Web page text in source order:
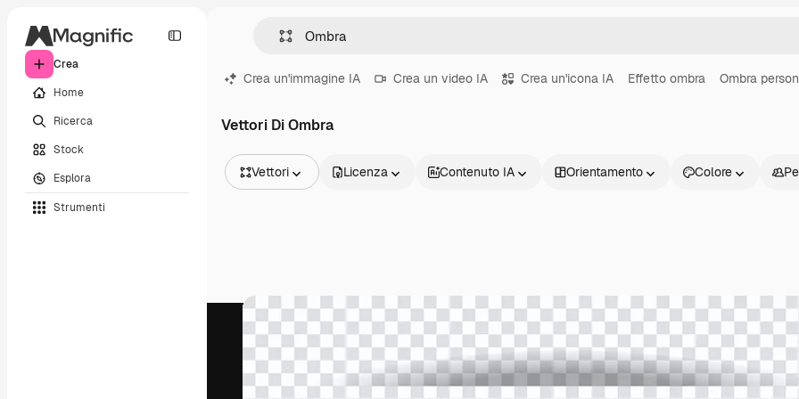
Crea
Home
Ricerca
Stock
Esplora
Strumenti
Crea un'immagine IA Crea un video IA Crea un'icona IA Effetto ombra Ombra
Vettori Di Ombra
Vettori
Video
Clip video
Motion graphic
Modelli di video
Icone
Modelli 3D
Licenza Contenuto IA Orientamento Colore
Prodotti Inizia